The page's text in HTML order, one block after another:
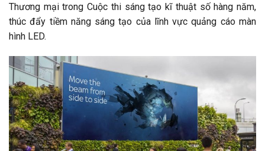
Thương mại trong Cuộc thi sáng tạo kĩ thuật số hàng năm,
thúc đẩy tiềm năng sáng tạo của lĩnh vực quảng cáo màn
hình LED.